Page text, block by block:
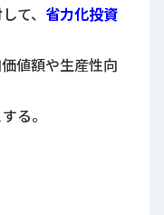
て、 省力化投資
値額や生産性向
る。